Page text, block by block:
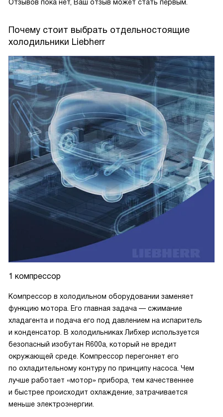
Отзывов пока нет, Ваш отзыв может стать первым.
Почему стоит выбрать отдельностоящие
холодильники Liebherr
1 компрессор
Компрессор в холодильном оборудовании заменяет
функцию мотора. Его главная задача — сжимание
хладагента и подача его под давлением на испаритель
и конденсатор. В холодильниках Либхер используется
безопасный изобутан R600a, который не вредит
окружающей среде. Компрессор перегоняет его
по охладительному контуру по принципу насоса. Чем
лучше работает «мотор» прибора, тем качественнее
и быстрее происходит охлаждение, затрачивается
меньше электроэнергии.